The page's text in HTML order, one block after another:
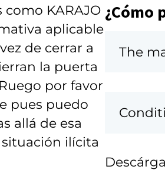
KARAJO
aplicable
de cerrar a
la puerta
por favor
pues puedo
allá de esa
ilícita
¿Cómo
The